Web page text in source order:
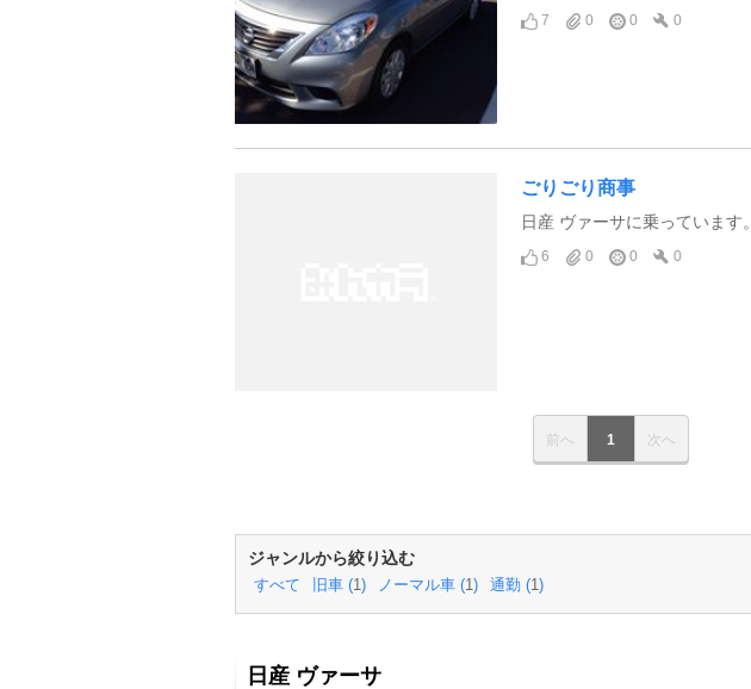
7
0 0 0
ごりごり商事
日産 ヴァーサに乗っています。
6 0 0 0
前へ 1 次へ
ジャンルから絞り込む
すべて 旧車 (1 ) ノーマル車 (1 ) 通勤 (1 )
日産 ヴァーサ